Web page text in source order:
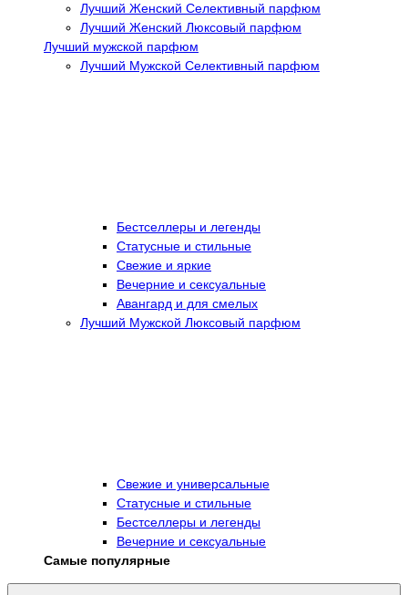
Лучший Женский Селективный парфюм
Лучший Женский Люксовый парфюм
Лучший мужской парфюм
Лучший Мужской Селективный парфюм
Бестселлеры и легенды
Статусные и стильные
Свежие и яркие
Вечерние и сексуальные
Авангард и для смелых
Лучший Мужской Люксовый парфюм
Свежие и универсальные
Статусные и стильные
Бестселлеры и легенды
Вечерние и сексуальные
Самые популярные